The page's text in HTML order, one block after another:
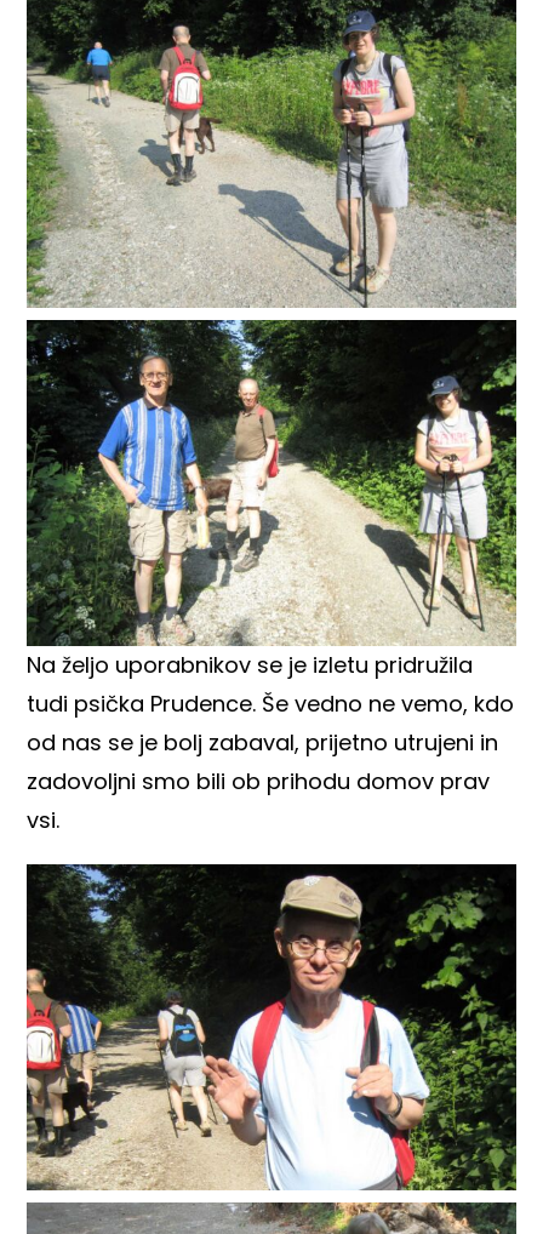
Na željo uporabnikov se je izletu pridružila
tudi psička Prudence. Še vedno ne vemo, kdo
od nas se je bolj zabaval, prijetno utrujeni in
zadovoljni smo bili ob prihodu domov prav
vsi.